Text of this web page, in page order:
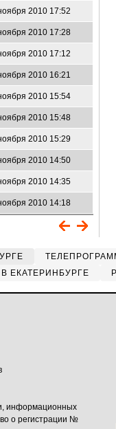
2010 17:52
2010 17:28
2010 17:12
2010 16:21
2010 15:54
2010 15:48
2010 15:29
2010 14:50
2010 14:35
2010 14:18
ЕКАТЕРИНБУРГЕ
информационных
о регистрации №